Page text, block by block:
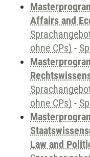
Affairs and
ohne CPs) -
ohne CPs) -
Law and